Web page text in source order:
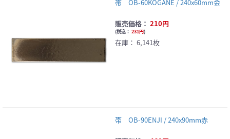
帯 OB-60KOGANE / 240x60mm金
販売価格： 210円
(税込： 231円)
在庫： 6,141枚
帯 OB-90ENJI / 240x90mm赤